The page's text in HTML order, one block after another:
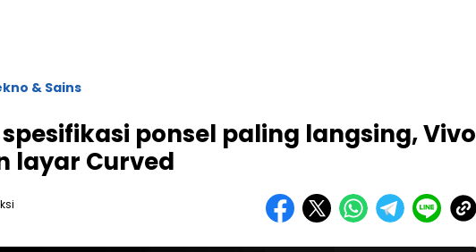
& Sains
ponsel paling langsing, Vivo
layar Curved